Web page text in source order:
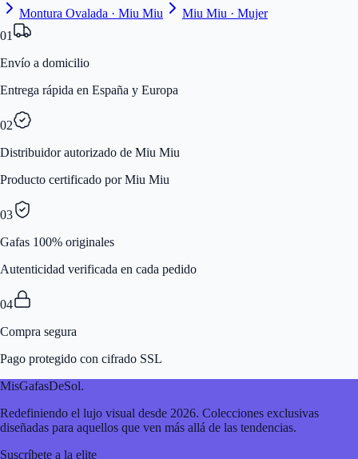
Montura Ovalada · Miu Miu
Miu Miu · Mujer
01
Envío a domicilio
Entrega rápida en España y Europa
02
Distribuidor autorizado de Miu Miu
Producto certificado por Miu Miu
03
Gafas 100% originales
Autenticidad verificada en cada pedido
04
Compra segura
Pago protegido con cifrado SSL
MisGafasDeSol.
Redefiniendo el lujo visual desde 2026. Colecciones exclusivas
diseñadas para aquellos que ven más allá de las tendencias.
Suscríbete a la elite